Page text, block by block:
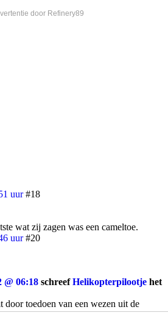
door Refinery89
uur #18
wat zij zagen was een cameltoe.
uur #20
@ 06:18 schreefHelikopterpilootje het
door toedoen van een wezen uit de
doodgaan.